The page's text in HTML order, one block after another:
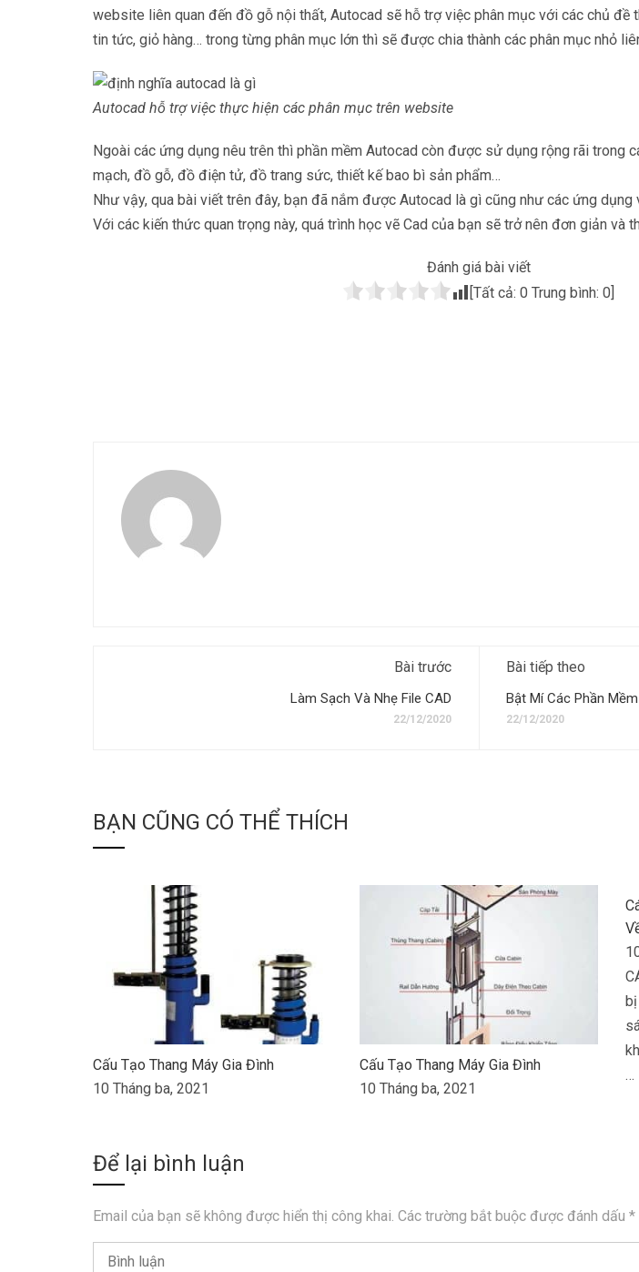
website liên quan đến đồ gỗ nội thất, Autocad sẽ hỗ trợ việc phân mục với các chủ đề
tin tức, giỏ hàng… trong từng phân mục lớn thì sẽ được chia thành các phân mục nhỏ
Autocad hỗ trợ việc thực hiện các phân mục trên website
Ngoài các ứng dụng nêu trên thì phần mềm Autocad còn được sử dụng rộng rãi trong
mạch, đồ gỗ, đồ điện tử, đồ trang sức, thiết kế bao bì sản phẩm…
Như vậy, qua bài viết trên đây, bạn đã nắm được Autocad là gì cũng như các ứng dụng
Với các kiến thức quan trọng này, quá trình học vẽ Cad của bạn sẽ trở nên đơn giản và
Đánh giá bài viết
[Tất cả:0 Trung bình:0]
Bài trước
Làm Sạch Và Nhẹ File CAD
22/12/2020
Bài tiếp theo
Bật Mí Các Phần
22/12/2020
BẠN CŨNG CÓ THỂ THÍCH
Cấu Tạo Thang Máy Gia Đình
10 Tháng ba, 2021
Cấu Tạo Thang Máy Gia Đình
10 Tháng ba, 2021
…
Để lại bình luận
Email của bạn sẽ không được hiển thị công khai. Các trường bắt buộc được đánh dấu *